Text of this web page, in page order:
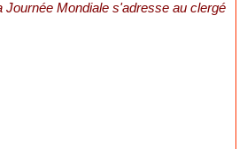
Mondiale s'adresse au clergé